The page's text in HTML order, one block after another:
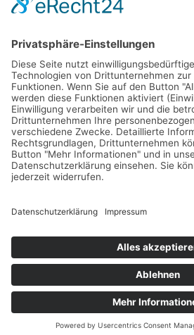
Gefährdungen erkennen, Risiken
So verändern moderne
So verändern moderne
© 2026 Mittelstands
Impressum